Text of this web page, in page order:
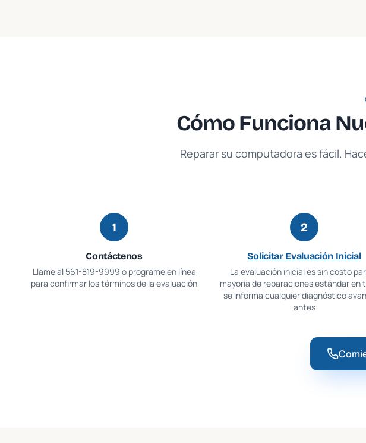
Cómo Funciona
Reparar su computadora es fácil.
1
Contáctenos
Llame al 561-819-9999 o programe en línea
para confirmar los términos de la evaluación
2
Solicitar Evaluación Inicial
La evaluación inicial es sin costo
mayoría de reparaciones estándar en
se informa cualquier diagnóstico
antes